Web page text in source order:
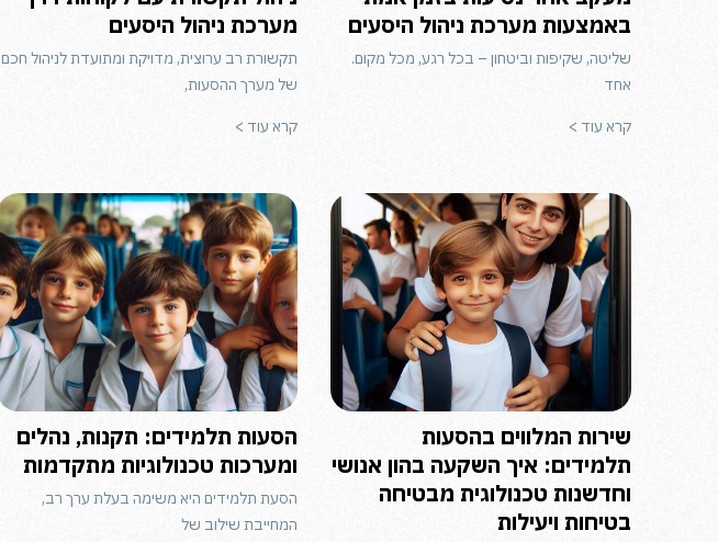
באמצעות מערכת ניהול היסעים
שליטה, שקיפות וביטחון – בכל רגע, מכל מקום.
אחד
קרא עוד >
מערכת ניהול היסעים
תקשורת רב ערוצית, מדויקת ומתועדת לניהול חכם
של מערך ההסעות,
קרא עוד >
שירות המלווים בהסעות
תלמידים: איך השקעה בהון אנושי
וחדשנות טכנולוגית מבטיחה
בטיחות ויעילות
הסעות תלמידים: תקנות, נהלים
ומערכות טכנולוגיות מתקדמות
הסעת תלמידים היא משימה בעלת ערך רב,
המחייבת שילוב של